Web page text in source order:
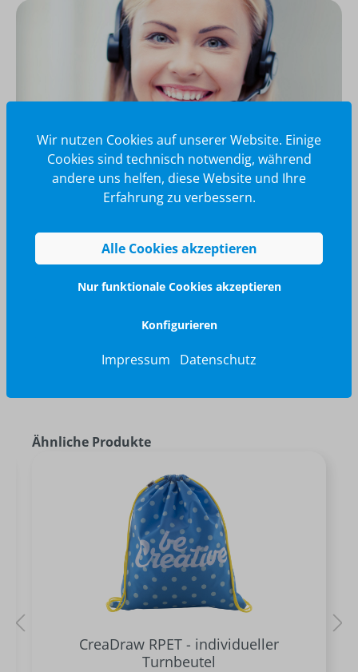
Wir glänzen für Sie
040 / 570 18 25 70
info@brilliant-promotion.com
Jetzt anfragen
Ähnliche Produkte
CreaDraw RPET - individueller
Turnbeutel
Wir nutzen Cookies auf unserer Website. Einige
Cookies sind technisch notwendig, während
andere uns helfen, diese Website und Ihre
Erfahrung zu verbessern.
Alle Cookies akzeptieren
Nur funktionale Cookies akzeptieren
Konfigurieren
Impressum Datenschutz